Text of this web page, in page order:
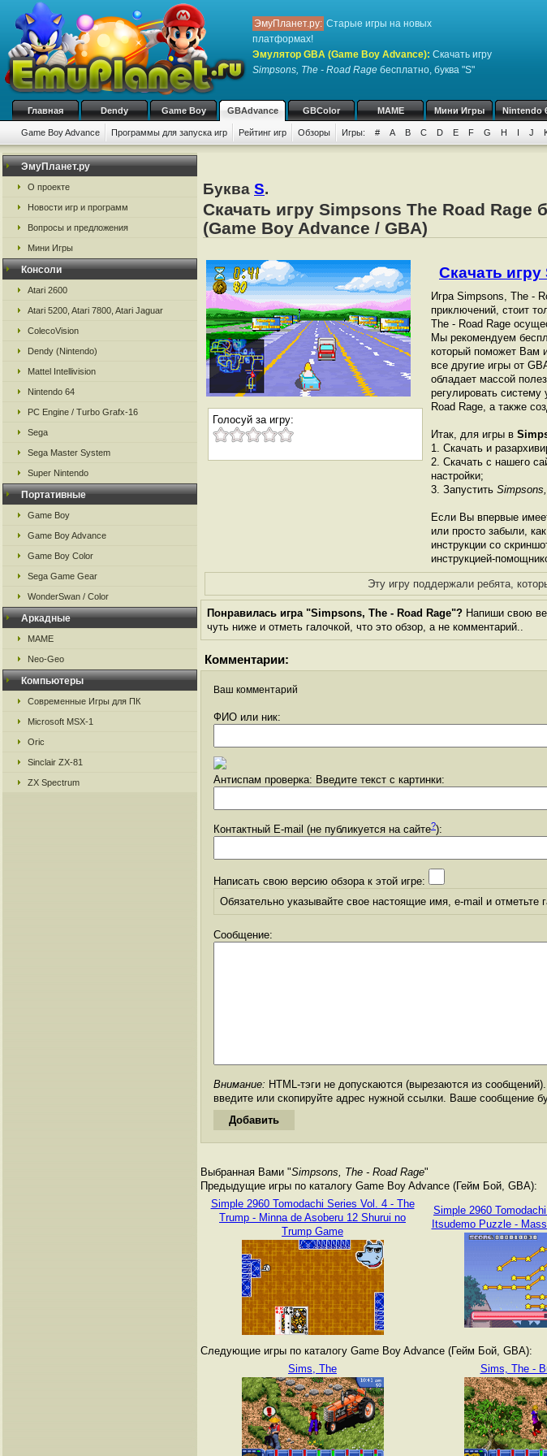
ЭмуПланет.ру: Старые игры на новых
платформах!
Эмулятор GBA (Game Boy Advance): Скачать игру
Simpsons, The - Road Rage бесплатно, буква "S"
Главная Dendy Game Boy GBAdvance GBColor MAME Мини Игры Nintendo
Game Boy Advance Программы для запуска игр Рейтинг игр Обзоры Игры: # A B C D E F G H I J
ЭмуПланет.ру
О проекте
Новости игр и программ
Вопросы и предложения
Мини Игры
Консоли
Atari 2600
Atari 5200, Atari 7800, Atari Jaguar
ColecoVision
Dendy (Nintendo)
Mattel Intellivision
Nintendo 64
PC Engine / Turbo Grafx-16
Sega
Sega Master System
Super Nintendo
Портативные
Game Boy
Game Boy Advance
Game Boy Color
Sega Game Gear
WonderSwan / Color
Аркадные
MAME
Neo-Geo
Компьютеры
Современные Игры для ПК
Microsoft MSX-1
Oric
Sinclair ZX-81
ZX Spectrum
Буква S.
Скачать игру Simpsons The Road
(Game Boy Advance / GBA)
Голосуй за игру:
Скачать
Игра Simpsons, The -
приключений, стоит
The - Road Rage
Мы рекомендуем
который поможет Вам
все другие игры от
обладает массой
регулировать
Road Rage, а также
Итак, для игры в
1. Скачать и
2. Скачать с нашего
настройки;
3. Запустить
Если Вы впервые
или просто забыли,
инструкции со
инструкцией-
Эту игру поддержали ребята,
Понравилась игра "Simpsons, The - Road Rage"? Напиши свою
чуть ниже и отметь галочкой, что это обзор, а не комментарий..
Комментарии:
Ваш комментарий
ФИО или ник:
Антиспам проверка: Введите текст с картинки:
Контактный E-mail (не публикуется на сайте?):
Написать свою версию обзора к этой игре:
Обязательно указывайте свое настоящие имя, e-mail и отметьте
Сообщение:
Внимание: HTML-тэги не допускаются (вырезаются из
введите или скопируйте адрес нужной ссылки. Ваше сообщение
Выбранная Вами "Simpsons, The - Road Rage"
Предыдущие игры по каталогу Game Boy Advance (Гейм Бой, GBA):
Simple 2960 Tomodachi Series Vol. 4 - The
Trump - Minna de Asoberu 12 Shurui no
Trump Game
Simple 2960
Itsudemo Puzzle -
Следующие игры по каталогу Game Boy Advance (Гейм Бой, GBA):
Sims, The
Sims, The -